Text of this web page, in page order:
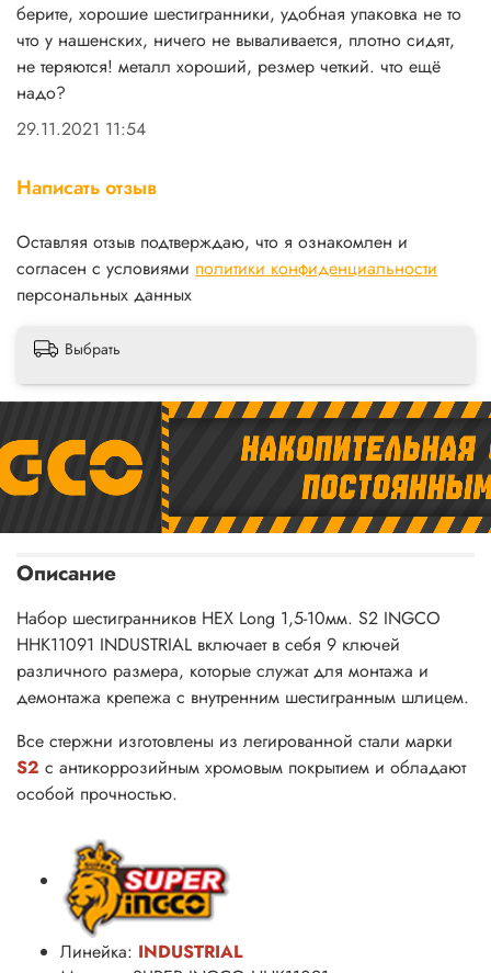
берите, хорошие шестигранники, удобная упаковка не то
что у нашенских, ничего не вываливается, плотно сидят,
не теряются! металл хороший, резмер четкий. что ещё
надо?
29.11.2021 11:54
Написать отзыв
Оставляя отзыв подтверждаю, что я ознакомлен и
согласен с условиями политики конфиденциальности
персональных данных
Выбрать
Описание
Набор шестигранников HEX Long 1,5-10мм. S2 INGCO
HHK11091 INDUSTRIAL включает в себя 9 ключей
различного размера, которые служат для монтажа и
демонтажа крепежа с внутренним шестигранным шлицем.
Все стержни изготовлены из легированной стали марки
S2 с антикоррозийным хромовым покрытием и обладают
особой прочностью.
Линейка: INDUSTRIAL